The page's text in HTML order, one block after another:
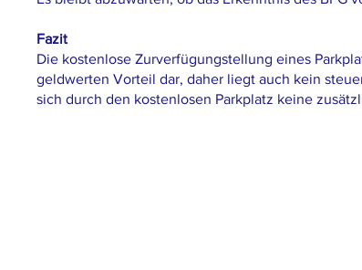
Fazit
Die kostenlose Zurverfügungstellung eines
geldwerten Vorteil dar, daher liegt auch kein
sich durch den kostenlosen Parkplatz keine